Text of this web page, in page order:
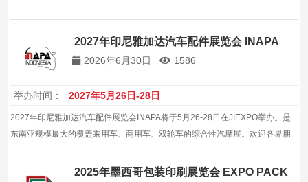
2027年印尼雅加达汽车配件展览会 INAPA
2026年6月30日 1586
举办时间： 2027年5月26日-28日
2027年印尼雅加达汽车配件展览会INAPA将于5月26-28日在JIEXPO举办。是
东南亚规模最大的覆盖乘用车、商用车、双轮车的综合性汽摩展。欢迎各界朋
友踊跃参展参观，共同见证行业的发展与进步本届展会是行业内具有重要影响
力的专业展会，汇聚了全球领先的参展商和专业观众…
2025年墨西哥包装印刷展览会 EXPO PACK